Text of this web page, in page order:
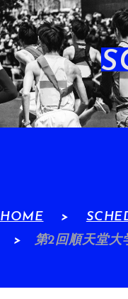
HOME
第2回順天堂大